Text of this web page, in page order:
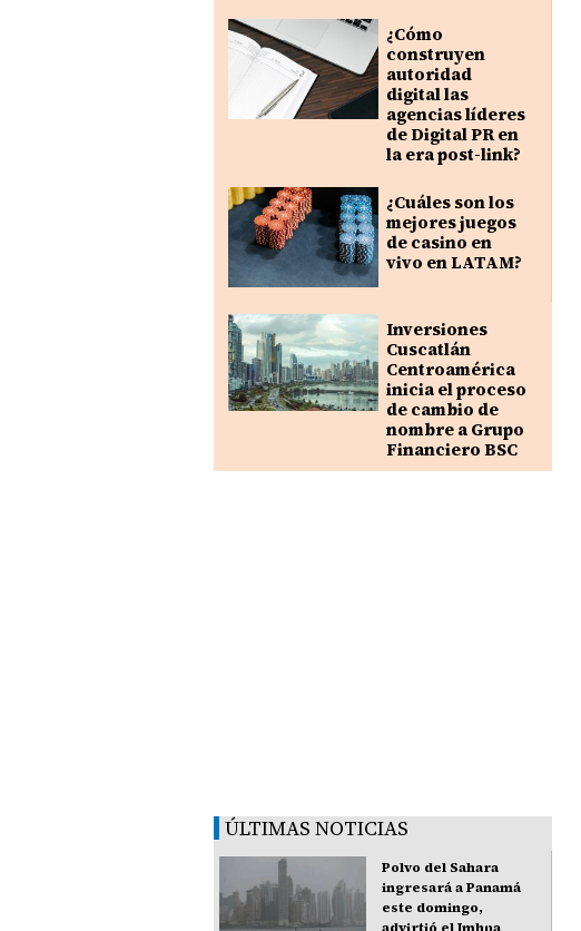
¿Cómo
construyen
autoridad
digital las
agencias líderes
de Digital PR en
la era post-link?
¿Cuáles son los
mejores juegos
de casino en
vivo en LATAM?
Inversiones
Cuscatlán
Centroamérica
inicia el proceso
de cambio de
nombre a Grupo
Financiero BSC
ÚLTIMAS NOTICIAS
Polvo del Sahara
ingresará a Panamá
este domingo,